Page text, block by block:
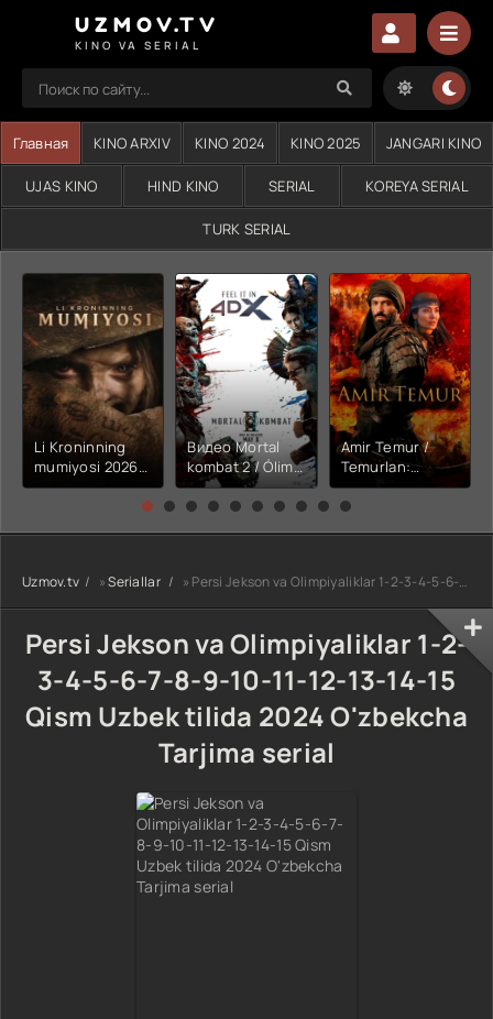
UZMOV.TV
KINO VA SERIAL
Главная KINO ARXIV KINO 2024 KINO 2025 JANGARI KINO
UJAS KINO HIND KINO SERIAL KOREYA SERIAL
TURK SERIAL
Li Kroninning
mumiyosi 2026
(uzbek tilida
kino) tarjima HD
Видео Mortal
kombat 2 / Ólim
jangi 2 (2026)
Uzbek tilida
Amir Temur /
Temurlan:
Fathchining
yuksalishi
tarjima kino Full
HD tas-ix
Uzmov.tv »Seriallar » Persi Jekson va Olimpiyaliklar 1-2-3-4-5-6-7-8-9-10-11-12-13-14-15 Qism Uzbek tilida 2024 O'zbekcha Tarjima serial
Persi Jekson va Olimpiyaliklar 1-2-
3-4-5-6-7-8-9-10-11-12-13-14-15
Qism Uzbek tilida 2024 O'zbekcha
Tarjima serial